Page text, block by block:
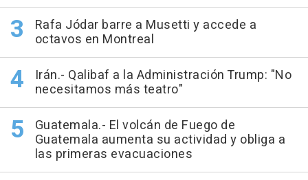
Rafa Jódar barre a Musetti y accede a
octavos en Montreal
Irán.- Qalibaf a la Administración Trump: "No
necesitamos más teatro"
Guatemala.- El volcán de Fuego de
Guatemala aumenta su actividad y obliga a
las primeras evacuaciones